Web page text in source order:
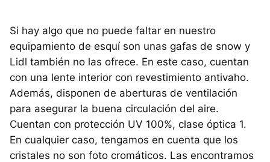
Si hay algo que no puede faltar en nuestro
equipamiento de esquí son unas gafas de snow y
Lidl también no las ofrece. En este caso, cuentan
con una lente interior con revestimiento antivaho.
Además, disponen de aberturas de ventilación
para asegurar la buena circulación del aire.
Cuentan con protección UV 100%, clase óptica 1.
En cualquier caso, tengamos en cuenta que los
cristales no son foto cromáticos. Las encontramos